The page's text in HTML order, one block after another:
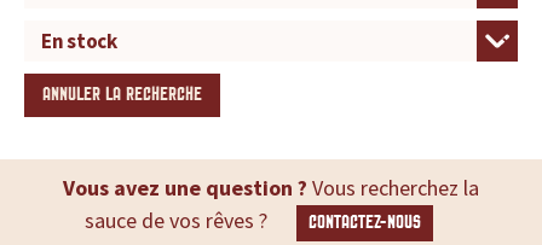
ANNULER LA RECHERCHE
Vous avez une question ? Vous recherchez la
sauce de vos rêves ?
CONTACTEZ-NOUS